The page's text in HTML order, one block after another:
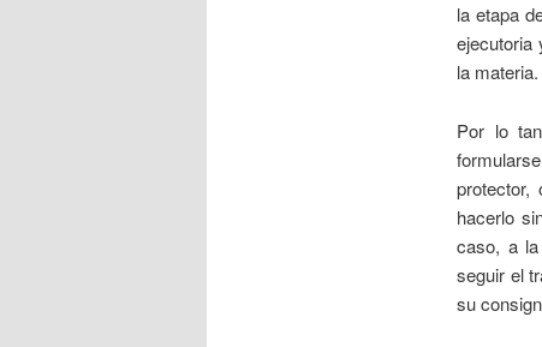
la etapa
ejecutoria
la materia.
Por lo
protector,
hacerlo
caso, a
seguir el
su